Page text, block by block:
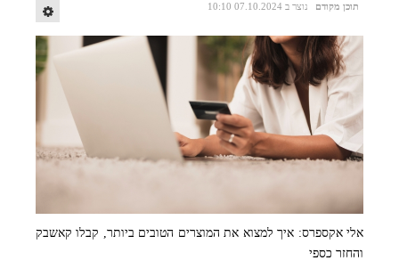
freepik
תוכן מקודם נוצר ב 07.10.2024 10:10
freepik
אלי אקספרס: איך למצוא את המוצרים הטובים ביותר, קבלו קאשבק
והחזר כספי